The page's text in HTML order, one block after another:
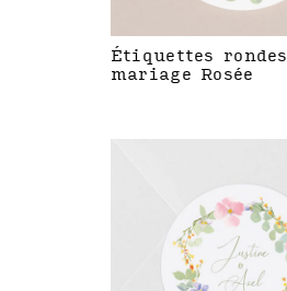
Étiquettes rondes
mariage Rosée